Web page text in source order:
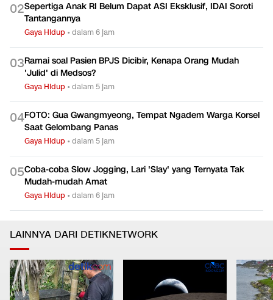
02Sepertiga Anak RI Belum Dapat ASI Eksklusif, IDAI Soroti
Tantangannya
Gaya Hidup •dalam 6 jam
03Ramai soal Pasien BPJS Dicibir, Kenapa Orang Mudah
'Julid' di Medsos?
Gaya Hidup •dalam 5 jam
04FOTO: Gua Gwangmyeong, Tempat Ngadem Warga Korsel
Saat Gelombang Panas
Gaya Hidup •dalam 5 jam
05Coba-coba Slow Jogging, Lari 'Slay' yang Ternyata Tak
Mudah-mudah Amat
Gaya Hidup •dalam 6 jam
LAINNYA DARI DETIKNETWORK